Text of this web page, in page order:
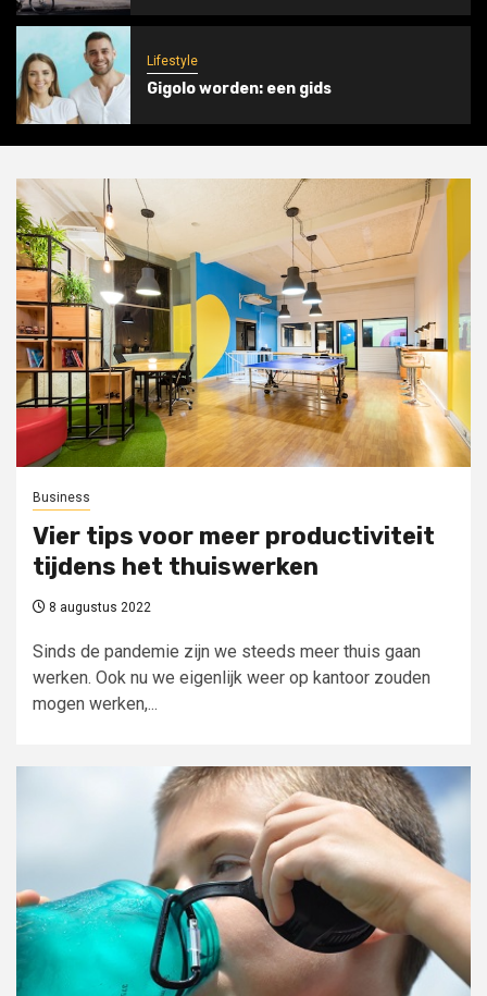
Lifestyle
Gigolo worden: een gids
Business
Vier tips voor meer productiviteit
tijdens het thuiswerken
8 augustus 2022
Sinds de pandemie zijn we steeds meer thuis gaan
werken. Ook nu we eigenlijk weer op kantoor zouden
mogen werken,...